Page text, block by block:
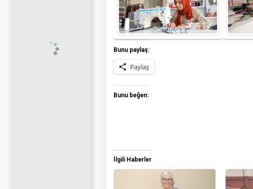
Bunu paylaş:
Paylaş
Bunu beğen:
İlgili Haberler